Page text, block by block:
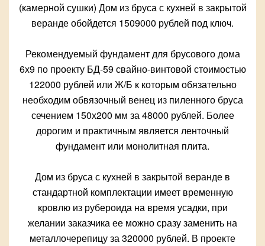
(камерной сушки) Дом из бруса с кухней в закрытой
веранде обойдется 1509000 рублей под ключ.
Рекомендуемый фундамент для брусового дома
6х9 по проекту БД-59 свайно-винтовой стоимостью
122000 рублей или Ж/Б к которым обязательно
необходим обвязочный венец из пиленного бруса
сечением 150х200 мм за 48000 рублей. Более
дорогим и практичным является ленточный
фундамент или монолитная плита.
Дом из бруса с кухней в закрытой веранде в
стандартной комплектации имеет временную
кровлю из рубероида на время усадки, при
желании заказчика ее можно сразу заменить на
металлочерепицу за 320000 рублей. В проекте